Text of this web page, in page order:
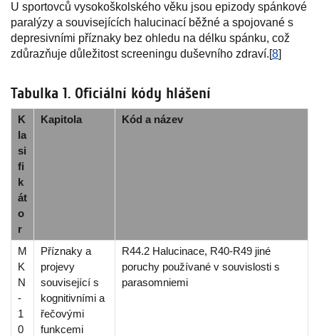
U sportovců vysokoškolského věku jsou epizody spánkové
paralýzy a souvisejících halucinací běžné a spojované s
depresivními příznaky bez ohledu na délku spánku, což
zdůrazňuje důležitost screeningu duševního zdraví.[8]
Tabulka 1. Oficiální kódy hlášení
K
la
si
fi
k
át
o
r
Kapitola Kód a název
M
K
N
-
1
0
Příznaky a
projevy
související s
kognitivními a
řečovými
funkcemi
R44.2 Halucinace, R40-R49 jiné
poruchy používané v souvislosti s
parasomniemi